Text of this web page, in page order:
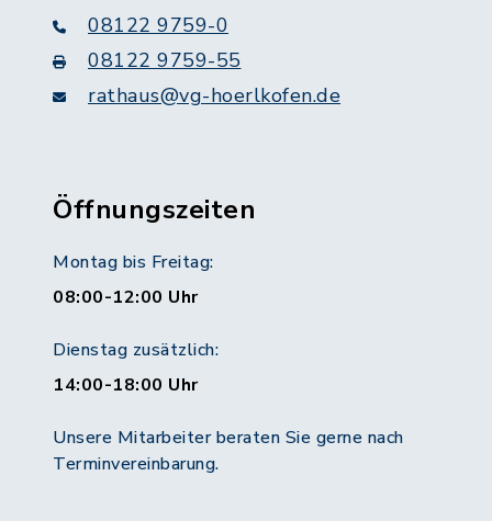
08122 9759-0
08122 9759-55
rathaus@vg-hoerlkofen.de
Öffnungszeiten
Montag bis Freitag:
08:00-12:00 Uhr
Dienstag zusätzlich:
14:00-18:00 Uhr
Unsere Mitarbeiter beraten Sie gerne nach
Terminvereinbarung.